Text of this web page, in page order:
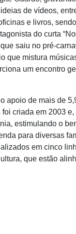
de vídeos,
e livros,
do curta
saiu no pré-
que mistura
um encontro
apoio de mais de
criada em 2003
estimulando o
para diversas
em cinco
que estão